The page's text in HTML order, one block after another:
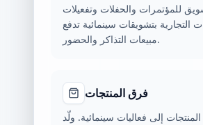
للمؤتمرات والحفلات وتفعيلات
التجارية بتشويقات سينمائية تدفع
مبيعات التذاكر والحضور.
فرق المنتجات
إلى فعاليات سينمائية. ولّد